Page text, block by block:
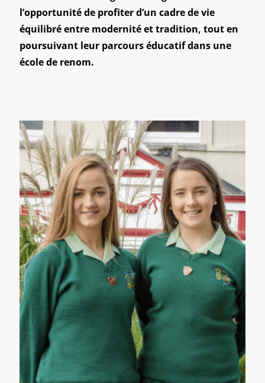
l’opportunité de profiter d’un cadre de vie
équilibré entre modernité et tradition, tout en
poursuivant leur parcours éducatif dans une
école de renom.